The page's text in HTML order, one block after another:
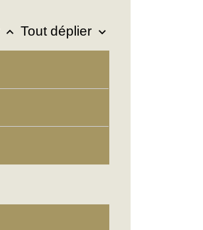
keyboard_arrow_up Tout déplier keyboard_arrow_down